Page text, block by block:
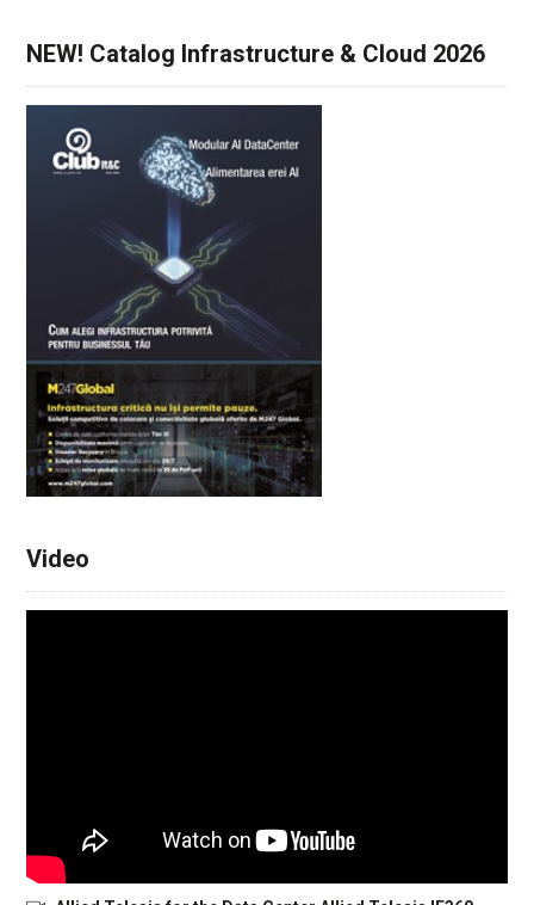
NEW! Catalog Infrastructure & Cloud 2026
Video